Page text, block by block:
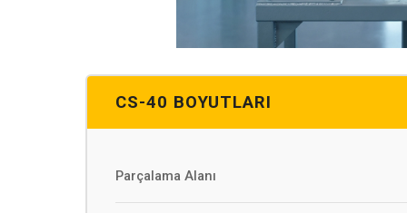
CS-40 BOYUTLARI
Parçalama Alanı